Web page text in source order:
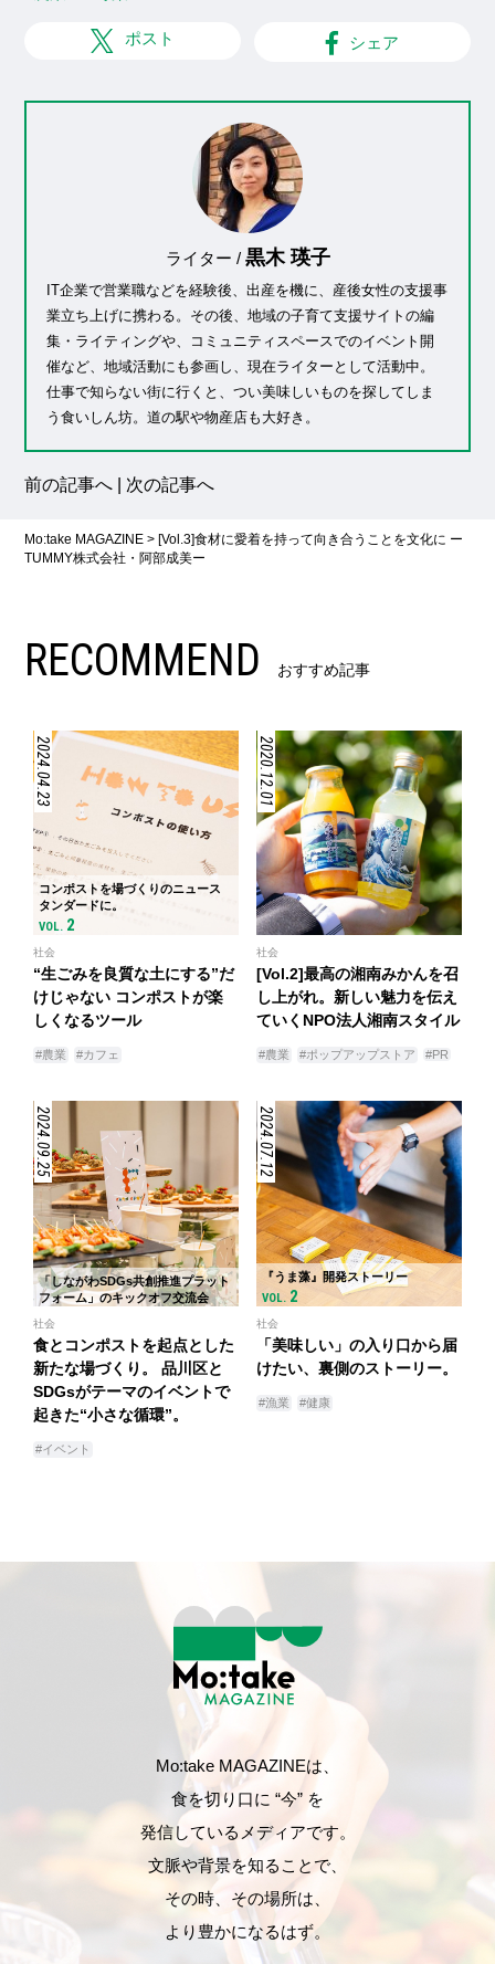
ポスト シェア
ライター / 黒木 瑛子
IT企業で営業職などを経験後、出産を機に、産後女性の支援事
業立ち上げに携わる。その後、地域の子育て支援サイトの編
集・ライティングや、コミュニティスペースでのイベント開
催など、地域活動にも参画し、現在ライターとして活動中。
仕事で知らない街に行くと、つい美味しいものを探してしま
う食いしん坊。道の駅や物産店も大好き。
前の記事へ 次の記事へ
Mo:take MAGAZINE >[Vol.3]食材に愛着を持って向き合うことを文化に ー
TUMMY株式会社・阿部成美ー
RECOMMEND おすすめ記事
2024.04.23
コンポストを場づくりのニュース
タンダードに。
VOL. 2
社会
“生ごみを良質な土にする”だ
けじゃない コンポストが楽
しくなるツール
#農業 #カフェ
2020.12.01
社会
[Vol.2]最高の湘南みかんを召
し上がれ。新しい魅力を伝え
ていくNPO法人湘南スタイル
#農業 #ポップアップストア #PR
2024.09.25
「しながわSDGs共創推進プラット
フォーム」のキックオフ交流会
社会
食とコンポストを起点とした
新たな場づくり。 品川区と
SDGsがテーマのイベントで
起きた“小さな循環”。
#イベント
2024.07.12
『うま藻』開発ストーリー
VOL. 2
社会
「美味しい」の入り口から届
けたい、裏側のストーリー。
#漁業 #健康
Mo:take MAGAZINEは、
食を切り口に “今” を
発信しているメディアです。
文脈や背景を知ることで、
その時、その場所は、
より豊かになるはず。